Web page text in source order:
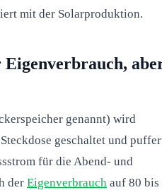
mit der Solarproduktion.
genannt) wird
geschaltet und
für die Abend- und
der Eigenverbrauch auf 80 bis